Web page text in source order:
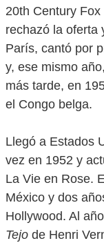
20th Century
rechazó la oferta
París, cantó por
y, ese mismo
más tarde, en
el Congo belga.
Llegó a Estados
vez en 1952 y
La Vie en Rose.
México y dos
Hollywood. Al
Tejo de Henri